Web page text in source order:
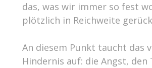
das, was wir immer so fest
plötzlich in Reichweite
An diesem Punkt taucht das
Hindernis auf: die Angst, den